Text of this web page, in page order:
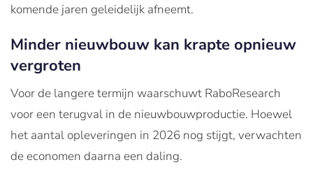
komende jaren geleidelijk afneemt.
Minder nieuwbouw kan krapte opnieuw
vergroten
Voor de langere termijn waarschuwt RaboResearch
voor een terugval in de nieuwbouwproductie. Hoewel
het aantal opleveringen in 2026 nog stijgt, verwachten
de economen daarna een daling.